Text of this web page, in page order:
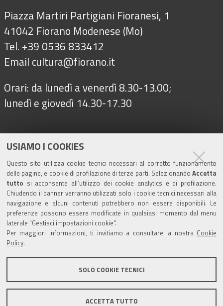
USIAMO I COOKIES
Questo sito utilizza cookie tecnici necessari al corretto funzionamento
delle pagine, e cookie di profilazione di terze parti. Selezionando Accetta
tutto si acconsente all’utilizzo dei cookie analytics e di profilazione.
Chiudendo il banner verranno utilizzati solo i cookie tecnici necessari alla
navigazione e alcuni contenuti potrebbero non essere disponibili. Le
preferenze possono essere modificate in qualsiasi momento dal menu
laterale "Gestisci impostazioni cookie".
Per maggiori informazioni, ti invitiamo a consultare la nostra Cookie
Policy.
SOLO COOKIE TECNICI
ACCETTA TUTTO
Piazza Martiri Partigiani Fioranesi, 1
41042 Fiorano Modenese (Mo)
Tel. +39 0536 833412
Email cultura@fiorano.it
Orari: da lunedì a venerdì 8.30-13.00;
lunedì e giovedì 14.30-17.30
Seguici su
Turismo
Riserva di Nirano
Castello di Spezzano
Iscriviti alla nostra newsletter
Comune di Fiorano Modenese, Piazza Ciro Menotti, 1 -